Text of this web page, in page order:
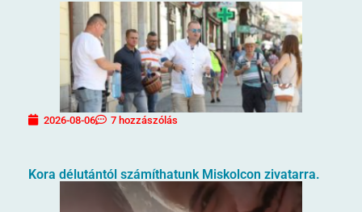
2026-08-06 7 hozzászólás
Kora délutántól számíthatunk Miskolcon zivatarra.